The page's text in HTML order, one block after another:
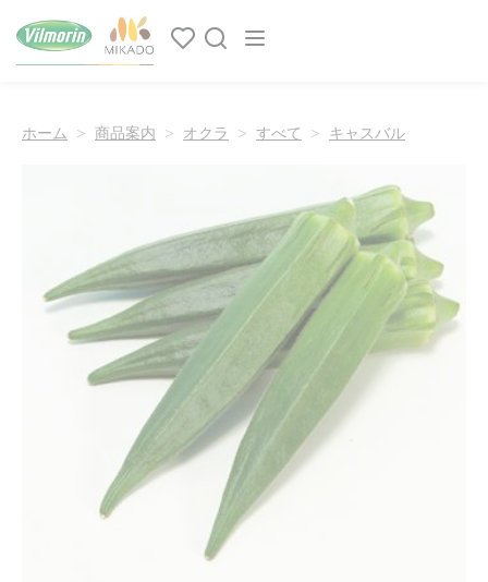
Main navigation
ホーム 商品案内 オクラ すべて キャスバル
クッキー利用の管理について